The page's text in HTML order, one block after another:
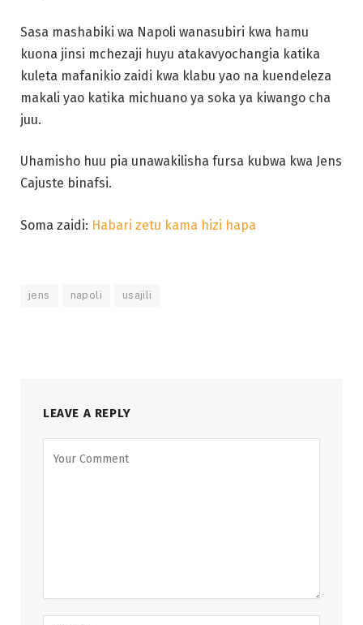
Sasa mashabiki wa Napoli wanasubiri kwa hamu
kuona jinsi mchezaji huyu atakavyochangia katika
kuleta mafanikio zaidi kwa klabu yao na kuendeleza
makali yao katika michuano ya soka ya kiwango cha
juu.
Uhamisho huu pia unawakilisha fursa kubwa kwa Jens
Cajuste binafsi.
Soma zaidi: Habari zetu kama hizi hapa
jens napoli usajili
LEAVE A REPLY